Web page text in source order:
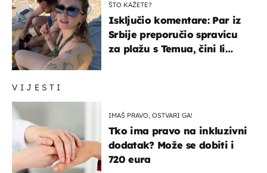
VIJESTI
IMAŠ PRAVO, OSTVARI GA!
Tko ima pravo na inkluzivni
dodatak? Može se dobiti i
720 eura
ŠTO KAŽETE?
Isključio komentare: Par iz
Srbije preporučio spravicu
za plažu s Temua, čini li